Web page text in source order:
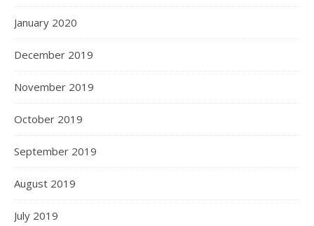
January 2020
December 2019
November 2019
October 2019
September 2019
August 2019
July 2019